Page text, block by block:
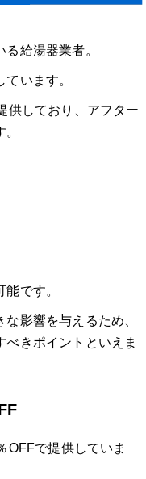
給湯器業者。
います。
供しており、アフター
です。
影響を与えるため、
きポイントといえま
OFFで提供していま